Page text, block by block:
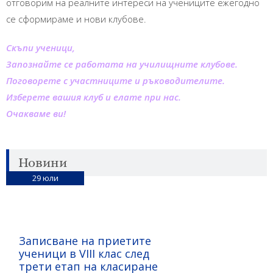
отговорим на реалните интереси на учениците ежегодно
се сформираме и нови клубове.
Скъпи ученици,
Запознайте се работата на училищните клубове.
Поговорете с участниците и ръководителите.
Изберете вашия клуб и елате при нас.
Очакваме ви!
Новини
29юли
Записване на приетите
ученици в VIII клас след
трети етап на класиране